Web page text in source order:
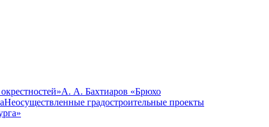
А. А. Бахтиаров «Брюхо
Неосуществленные градостроительные проекты